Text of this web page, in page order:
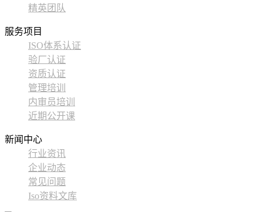
精英团队
服务项目
ISO体系认证
验厂认证
资质认证
管理培训
内审员培训
近期公开课
新闻中心
行业资讯
企业动态
常见问题
Iso资料文库